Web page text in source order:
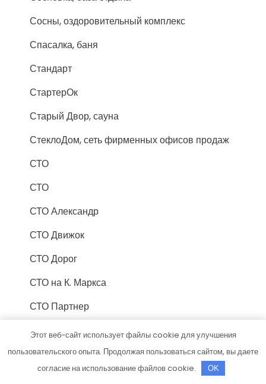
Сосны, оздоровительный комплекс
Спасалка, баня
Стандарт
СтартерОк
Старый Двор, сауна
СтеклоДом, сеть фирменных офисов продаж
СТО
СТО
СТО Александр
СТО Движок
СТО Дорог
СТО на К. Маркса
СТО Партнер
СТО Профи
СТОрук
Этот веб-сайт использует файлы cookie для улучшения
пользовательского опыта. Продолжая пользоваться сайтом, вы даете
согласие на использование файлов cookie.
OK